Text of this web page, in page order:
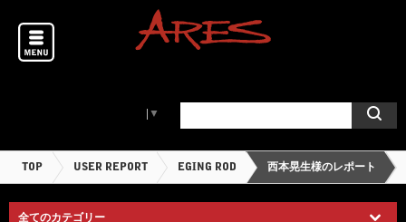
▼
TOP USER REPORT EGING ROD 西本晃生様のレポート